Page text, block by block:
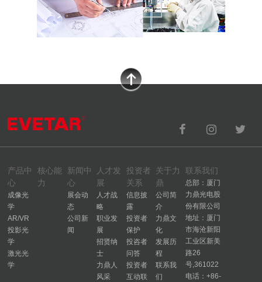
产品中
心
成像光
学
AR/VR
投影光
学
激光光
学
核心能
力
新闻中
心
展会动
态
公司新
闻
人才发
展
人才战
略
职业发
展
招贤纳
士
力鼎人
风采
投资者
关系
信息披
露
投资者
保护
投咨者
问答
投资者
互动联
关于力
鼎
公司简
介
力鼎文
化
发展历
程
联系我
们
联系我们
总部：厦门
力鼎光电股
份有限公司
地址：厦门
市海沧新阳
工业区新美
路26
号,361022
电话：+86-